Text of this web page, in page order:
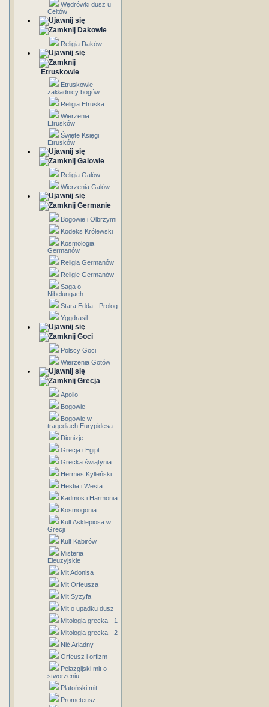
Wędrówki dusz u
Celtów
Dakowie
Religia Daków
Etruskowie
Etruskowie -
zakładnicy bogów
Religia Etruska
Wierzenia
Etrusków
Święte Księgi
Etrusków
Galowie
Religia Galów
Wierzenia Galów
Germanie
Bogowie i Olbrzymi
Kodeks Królewski
Kosmologia
Germanów
Religia Germanów
Religie Germanów
Saga o
Nibelungach
Stara Edda - Prolog
Yggdrasil
Goci
Polscy Goci
Wierzenia Gotów
Grecja
Apollo
Bogowie
Bogowie w
tragediach Eurypidesa
Dionizje
Grecja i Egipt
Grecka świątynia
Hermes Kylleński
Hestia i Westa
Kadmos i Harmonia
Kosmogonia
Kult Asklepiosa w
Grecji
Kult Kabirów
Misteria
Eleuzyjskie
Mit Adonisa
Mit Orfeusza
Mit Syzyfa
Mit o upadku dusz
Mitologia grecka - 1
Mitologia grecka - 2
Nić Ariadny
Orfeusz i orfizm
Pelazgijski mit o
stworzeniu
Platoński mit
Prometeusz